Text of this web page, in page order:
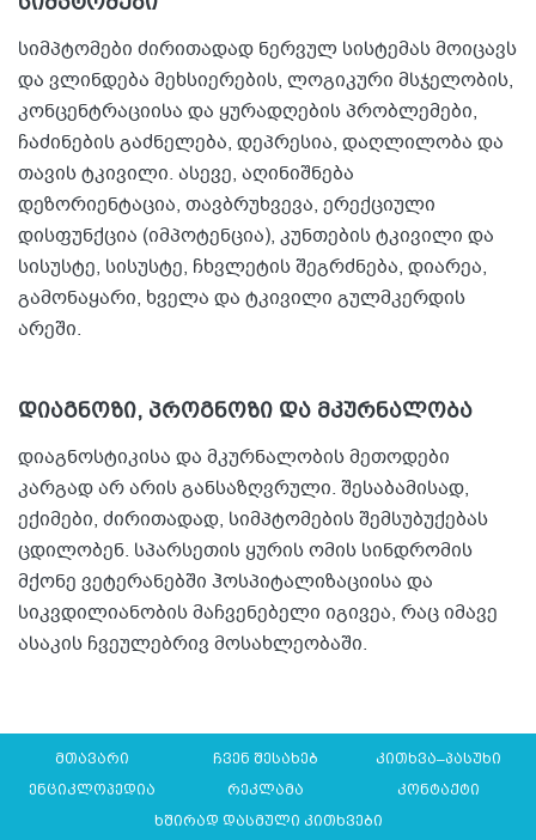
სიმპტომები ძირითადად ნერვულ სისტემას მოიცავს
და ვლინდება მეხსიერების, ლოგიკური მსჯელობის,
კონცენტრაციისა და ყურადღების პრობლემები,
ჩაძინების გაძნელება, დეპრესია, დაღლილობა და
თავის ტკივილი. ასევე, აღინიშნება
დეზორიენტაცია, თავბრუხვევა, ერექციული
დისფუნქცია (იმპოტენცია), კუნთების ტკივილი და
სისუსტე, სისუსტე, ჩხვლეტის შეგრძნება, დიარეა,
გამონაყარი, ხველა და ტკივილი გულმკერდის
არეში.
დიაგნოზი, პროგნოზი და მკურნალობა
დიაგნოსტიკისა და მკურნალობის მეთოდები
კარგად არ არის განსაზღვრული. შესაბამისად,
ექიმები, ძირითადად, სიმპტომების შემსუბუქებას
ცდილობენ. სპარსეთის ყურის ომის სინდრომის
მქონე ვეტერანებში ჰოსპიტალიზაციისა და
სიკვდილიანობის მაჩვენებელი იგივეა, რაც იმავე
ასაკის ჩვეულებრივ მოსახლეობაში.
მთავარი ჩვენ შესახებ
კითხვა–პასუხი
ენციკლოპედია
რეკლამა
კონტაქტი
ხშირად დასმული კითხვები